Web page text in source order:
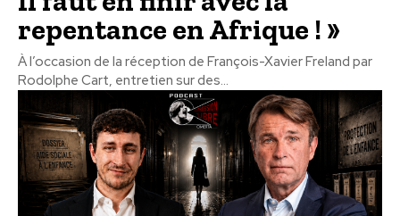
repentance en Afrique ! »
À l’occasion de la réception de François-Xavier Freland par
Rodolphe Cart, entretien sur des...